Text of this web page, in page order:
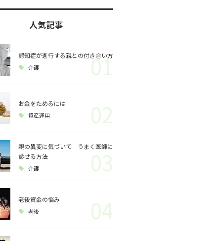
人気記事
認知症が進行する親との付き合い方
介護 01
お金をためるには
資産運用 02
親の異変に気づいて うまく医師に
診せる方法
介護 03
老後資金の悩み
老後 04